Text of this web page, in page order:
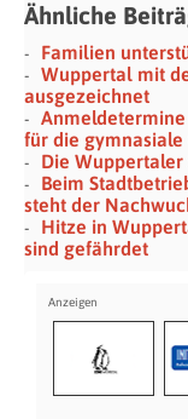
Ähnliche
Familien
Wuppertal mit
ausgezeichnet
für die gymnasiale
Die Wuppertaler
Beim
steht der
Hitze in
sind gefährdet